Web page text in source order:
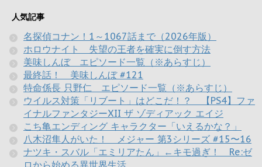
人気記事
名探偵コナン！1～1067話まで（2026年版）
ホロウナイト 失望の王者を確実に倒す方法
美味しんぼ エピソード一覧（※あらすじ）
最終話！ 美味しんぼ #121
特命係長 只野仁 エピソード一覧（※あらすじ）
ウイルス対策「リブート」はどこだ！？ 【PS4】ファ
イナルファンタジーXII ザ ゾディアック エイジ
こち亀エンディング キャラクター「いえるかな？」
八木沼隼人がいた！ メジャー 第3シリーズ #15〜16
ナツキ・スバル「エミリアたん」←キモ過ぎ！ Re:ゼ
ロから始める異世界生活